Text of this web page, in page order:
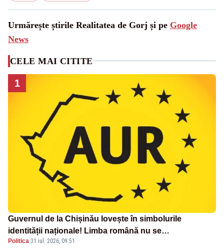
Urmărește știrile Realitatea de Gorj și pe Google
News
CELE MAI CITITE
1
Guvernul de la Chișinău lovește în simbolurile
identității naționale! Limba română nu se
economisește! Limba română se sărbătorește!
Politica·31 iul. 2026, 09:51